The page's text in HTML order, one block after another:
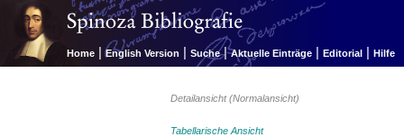
Home | English Version | Suche | Aktuelle Einträge | Editorial | Hilfe
Detailansicht (Normalansicht)
Tabellarische Ansicht